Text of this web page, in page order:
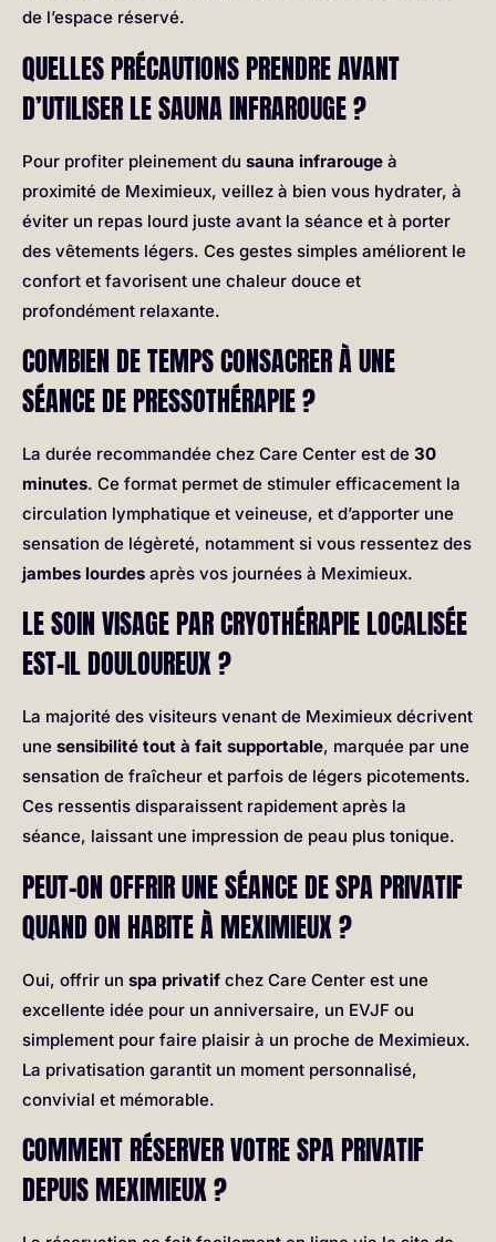
de l’espace réservé.
QUELLES PRÉCAUTIONS PRENDRE AVANT
D’UTILISER LE SAUNA INFRAROUGE ?
Pour profiter pleinement du sauna infrarouge à
proximité de Meximieux, veillez à bien vous hydrater, à
éviter un repas lourd juste avant la séance et à porter
des vêtements légers. Ces gestes simples améliorent le
confort et favorisent une chaleur douce et
profondément relaxante.
COMBIEN DE TEMPS CONSACRER À UNE
SÉANCE DE PRESSOTHÉRAPIE ?
La durée recommandée chez Care Center est de 30
minutes. Ce format permet de stimuler efficacement la
circulation lymphatique et veineuse, et d’apporter une
sensation de légèreté, notamment si vous ressentez des
jambes lourdes après vos journées à Meximieux.
LE SOIN VISAGE PAR CRYOTHÉRAPIE LOCALISÉE
EST-IL DOULOUREUX ?
La majorité des visiteurs venant de Meximieux décrivent
une sensibilité tout à fait supportable, marquée par une
sensation de fraîcheur et parfois de légers picotements.
Ces ressentis disparaissent rapidement après la
séance, laissant une impression de peau plus tonique.
PEUT-ON OFFRIR UNE SÉANCE DE SPA PRIVATIF
QUAND ON HABITE À MEXIMIEUX ?
Oui, offrir un spa privatif chez Care Center est une
excellente idée pour un anniversaire, un EVJF ou
simplement pour faire plaisir à un proche de Meximieux.
La privatisation garantit un moment personnalisé,
convivial et mémorable.
COMMENT RÉSERVER VOTRE SPA PRIVATIF
DEPUIS MEXIMIEUX ?